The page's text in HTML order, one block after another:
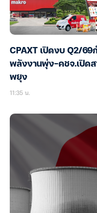
CPAXT เปิดงบ Q2/69
พลังงานพุ่ง-คชจ.เปิดส
พยุง
11:35 น.